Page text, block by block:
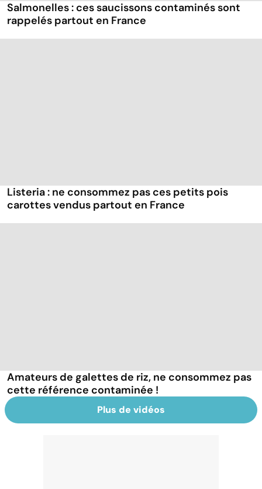
Salmonelles : ces saucissons contaminés sont
rappelés partout en France
Listeria : ne consommez pas ces petits pois
carottes vendus partout en France
Amateurs de galettes de riz, ne consommez pas
cette référence contaminée !
Plus de vidéos